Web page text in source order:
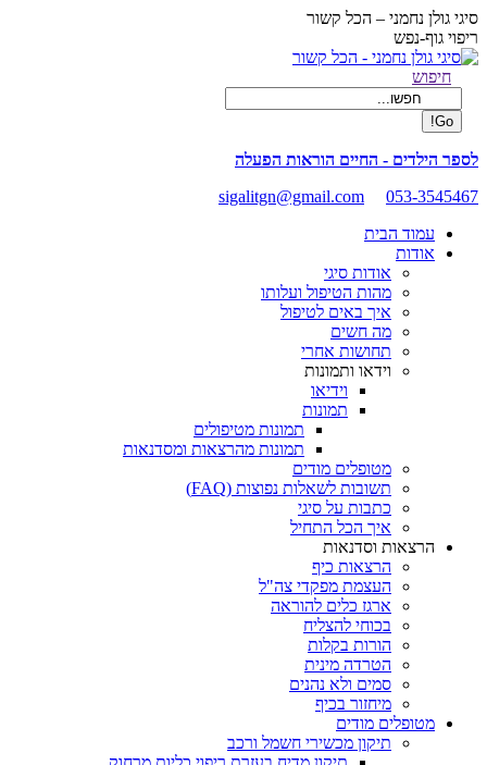
Skip
to
content
סיגי גולן נחמני – הכל קשור
ריפוי גוף-נפש
Facebook
opens
new
window
Search:
חיפוש
לספר הילדים - החיים הוראות הפעלה
sigalitgn@gmail.com
053-3545467
עמוד הבית
אודות
אודות סיגי
מהות הטיפול ועלותו
איך באים לטיפול
מה חשים
תחושות אחרי
וידאו ותמונות
וידיאו
תמונות
תמונות מטיפולים
תמונות מהרצאות ומסדנאות
מטופלים מודים
תשובות לשאלות נפוצות (FAQ)
כתבות על סיגי
איך הכל התחיל
הרצאות וסדנאות
הרצאות כיף
העצמת מפקדי צה"ל
ארגז כלים להוראה
בכוחי להצליח
הורות בקלות
הטרדה מינית
סמים ולא נהנים
מיחזור בכיף
מטופלים מודים
תיקון מכשירי חשמל ורכב